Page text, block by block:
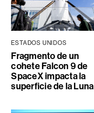
ESTADOS UNIDOS
Fragmento de un
cohete Falcon 9 de
SpaceX impacta la
superficie de la Luna